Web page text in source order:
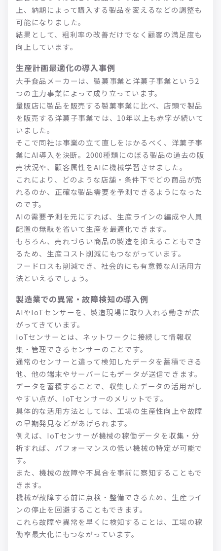
上、納期によって購入する製品を変えるなどの調整も
可能になりました。
結果として、粗利率の改善だけでなく顧客の満足度も
向上しています。
生産計画最適化の導入事例
大手食品メーカーは、製菓事業と洋菓子事業という2
つの主力事業によって成り立っています。
量販店に製品を販売する製菓事業に比べ、店頭で製品
を販売する洋菓子事業では、10年以上も赤字が続いて
いました。
そこで同社は事業の立て直しをはかるべく、洋菓子事
業にAI導入を決断。2000種類にのぼる製品の過去の販
売状況や、顧客属性をAIに機械学習させました。
これにより、どのような店舗・条件下でどの商品が売
れるのか、正確な製品需要を予測できるようになった
のです。
AIの需要予測を元にすれば、生産ラインの編成や人員
配置の無駄を省いて生産を最適化できます。
もちろん、売れづらい商品の製造を抑えることもでき
るため、生産コスト削減にもつながっています。
フードロスも削減でき、社会的にも有意義なAI活用方
法といえるでしょう。
製造業での異常・故障検知の導入例
AIやIoTセンサーを、製造現場に取り入れる動きが広
がってきています。
IoTセンサーとは、ネットワークに接続して情報収
集・管理できるセンサーのことです。
通常のセンサーと違って検知したデータを蓄積できる
他、他の端末やサーバーにもデータが送信できます。
データを蓄積することで、収集したデータの活用がし
やすい点が、IoTセンサーのメリットです。
具体的な活用方法としては、工場の生産性向上や故障
の早期発見などがあげられます。
例えば、IoTセンサーが機械の稼働データを収集・分
析すれば、パフォーマンスの低い機械の特定が可能で
す。
また、機械の故障や不具合を事前に察知することもで
きます。
機械が故障する前に点検・整備できるため、生産ライ
ンの停止を回避することもできます。
これら故障や異常を早くに検知することは、工場の稼
働率最大化にもつながっています。